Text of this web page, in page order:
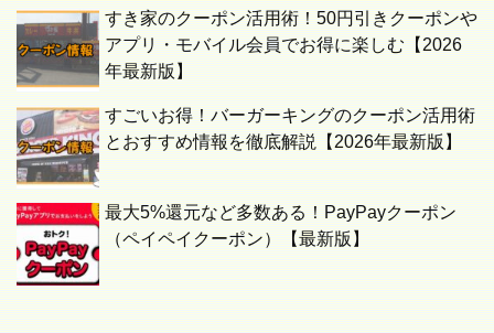
すき家のクーポン活用術！50円引きクーポンや
アプリ・モバイル会員でお得に楽しむ【2026
年最新版】
すごいお得！バーガーキングのクーポン活用術
とおすすめ情報を徹底解説【2026年最新版】
最大5%還元など多数ある！PayPayクーポン
（ペイペイクーポン）【最新版】